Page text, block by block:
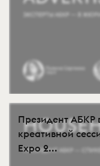
Президент АБКР
креативной
Expo 2...